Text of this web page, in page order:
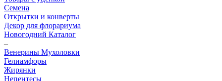
Семена
Открытки и конверты
Декор для флорариума
Новогодний Каталог
–
Венерины Мухоловки
Гелиамфоры
Жирянки
Непентесы